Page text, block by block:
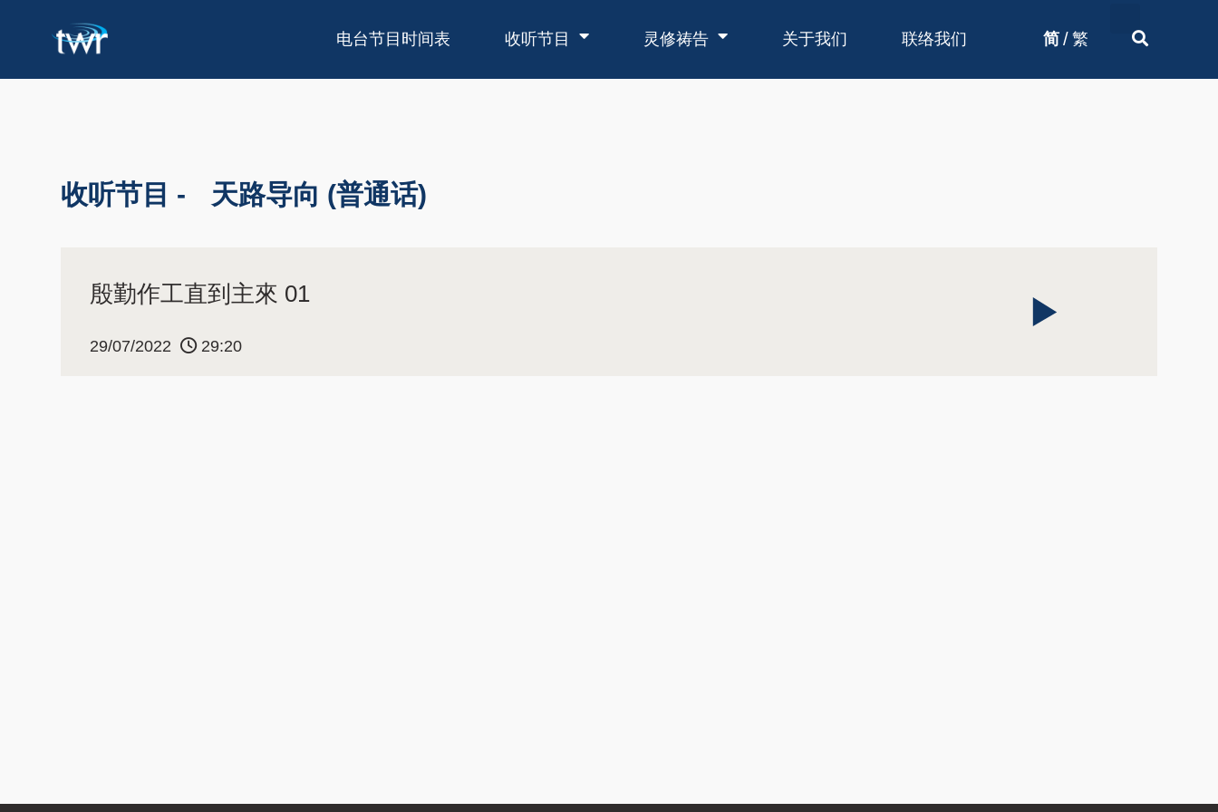
电台节目时间表 收听节目 灵修祷告 关于我们 联络我们 简 / 繁
收听节目 - 天路导向 (普通话)
殷勤作工直到主來 01
29/07/2022 29:20